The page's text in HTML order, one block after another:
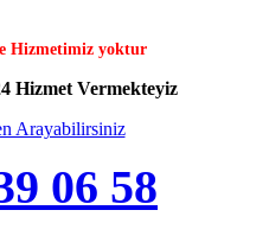
Hizmetimiz yoktur
Hizmet Vermekteyiz
Arayabilirsiniz
06 58